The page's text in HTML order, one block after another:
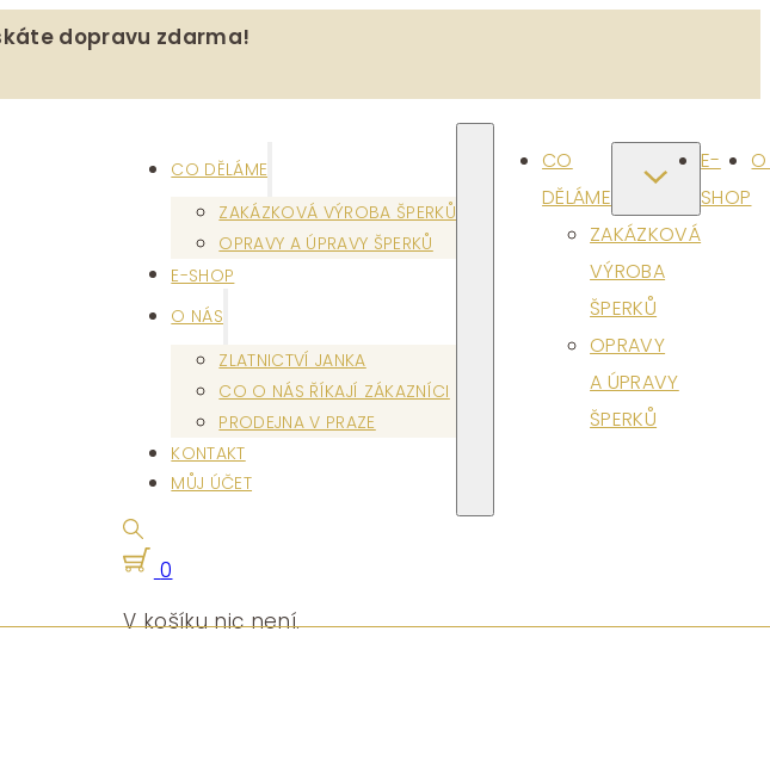
dopravu zdarma!
CO DĚLÁME
ZAKÁZKOVÁ VÝROBA ŠPERKŮ
OPRAVY A ÚPRAVY ŠPERKŮ
E-SHOP
O NÁS
ZLATNICTVÍ JANKA
CO O NÁS ŘÍKAJÍ ZÁKAZNÍCI
PRODEJNA V PRAZE
KONTAKT
MŮJ ÚČET
CO
DĚLÁME
ZAKÁZKOVÁ
VÝROBA
ŠPERKŮ
OPRAVY
A ÚPRAVY
ŠPERKŮ
E-
SHOP
0
V košíku nic není.